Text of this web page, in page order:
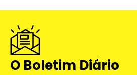
O Boletim Diário